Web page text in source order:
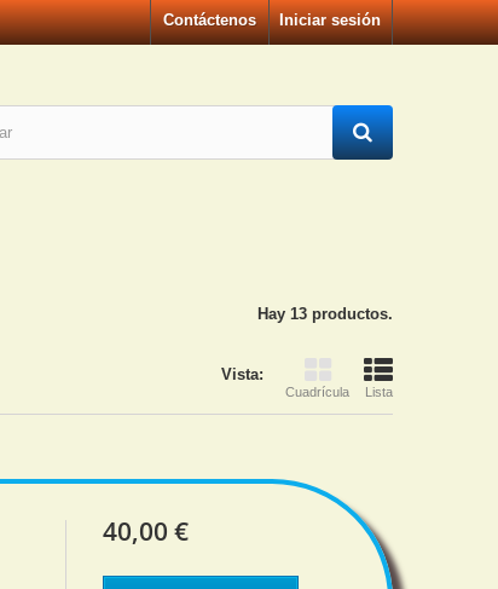
Iniciar sesión
Contáctenos
Hay 13 productos.
Vista:
Cuadrícula Lista
40,00 €